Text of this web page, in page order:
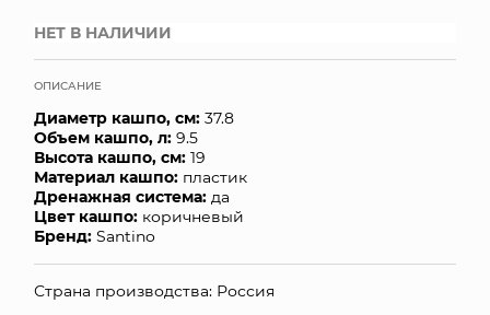
ОПТОВЫМ КЛИЕНТАМ
ДОСТАВКА И ОПЛАТА
НЕТ В НАЛИЧИИ
ОПИСАНИЕ
Диаметр кашпо, см: 37.8
Объем кашпо, л: 9.5
Высота кашпо, см: 19
Материал кашпо: пластик
Дренажная система: да
Цвет кашпо: коричневый
Бренд: Santino
Страна производства: Россия